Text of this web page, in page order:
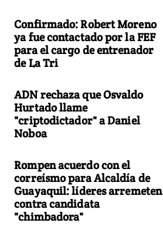
Confirmado: Robert Moreno
ya fue contactado por la FEF
para el cargo de entrenador
de La Tri
ADN rechaza que Osvaldo
Hurtado llame
"criptodictador" a Daniel
Noboa
Rompen acuerdo con el
correísmo para Alcaldía de
Guayaquil: líderes arremeten
contra candidata
"chimbadora"